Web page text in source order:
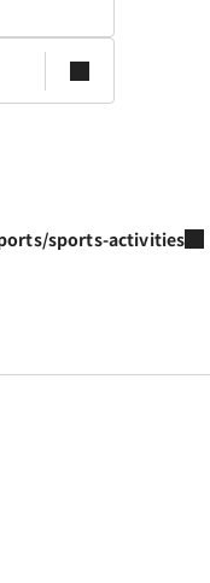
sports-activities